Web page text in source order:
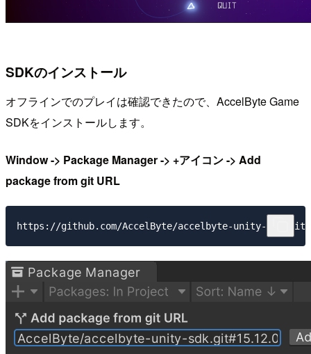
SDKのインストール
オフラインでのプレイは確認できたので、AccelByte Game
SDKをインストールします。
Window -> Package Manager -> +アイコン -> Add
package from git URL